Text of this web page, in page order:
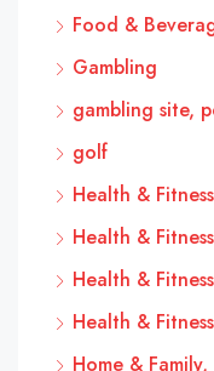
Food &
Gambling
gambling site,
golf
Health &
Health &
Health &
Health &
Home &